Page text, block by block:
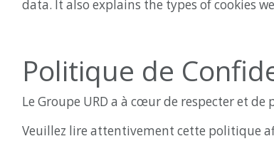
data. It also explains the types of cookies
Politique de
Le Groupe URD a à cœur de respecter et de
Veuillez lire attentivement cette politique